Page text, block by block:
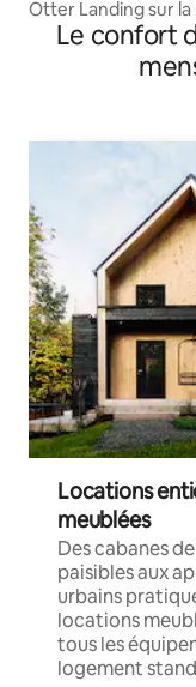
Otter Landing sur la
Le confort
Locations
meublées
Des cabanes
paisibles aux
urbains
locations
tous les
logement